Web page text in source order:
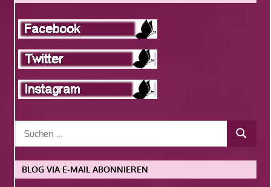
BLOG VIA E-MAIL ABONNIEREN